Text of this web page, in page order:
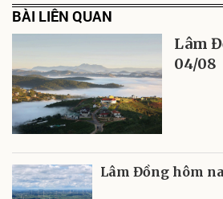
BÀI LIÊN QUAN
Lâm
04/08
Lâm Đồng hôm